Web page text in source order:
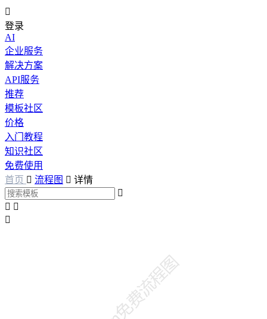

登录
AI
企业服务
解决方案
API服务
推荐
模板社区
价格
入门教程
知识社区
免费使用
首页  流程图  详情

 
